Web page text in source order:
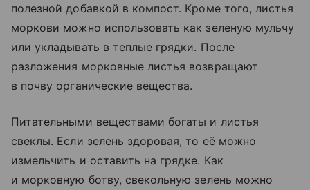
полезной добавкой в компост. Кроме того, листья
моркови можно использовать как зеленую мульчу
или укладывать в теплые грядки. После
разложения морковные листья возвращают
в почву органические вещества.
Питательными веществами богаты и листья
свеклы. Если зелень здоровая, то её можно
измельчить и оставить на грядке. Как
и морковную ботву, свекольную зелень можно